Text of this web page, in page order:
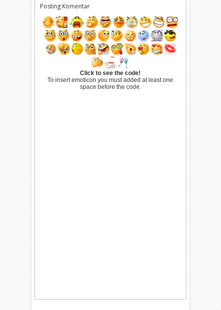
Posting Komentar
Click to see the code!
To insert emoticon you must added at least one
space before the code.